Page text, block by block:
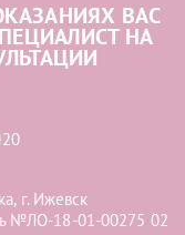
ВАС
НА
г. Ижевск
№ЛО-18-01-00275 02